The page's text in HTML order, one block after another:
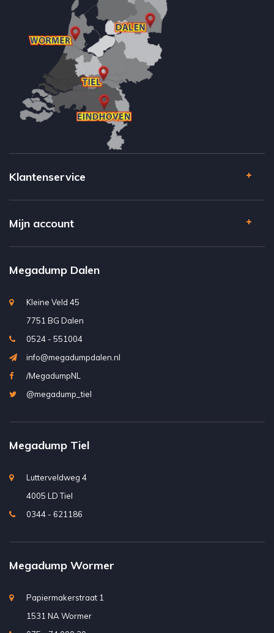
Klantenservice
Mijn account
Megadump Dalen
Kleine Veld 45
7751 BG Dalen
0524 - 551004
info@megadumpdalen.nl
/MegadumpNL
@megadump_tiel
Megadump Tiel
Lutterveldweg 4
4005 LD Tiel
0344 - 621186
Megadump Wormer
Papiermakerstraat 1
1531 NA Wormer